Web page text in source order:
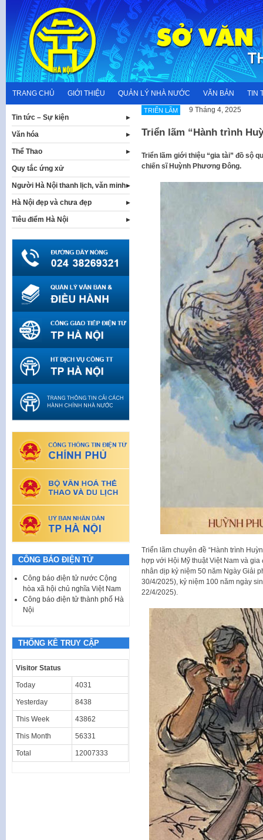
content
TRANG CHỦ GIỚI THIỆU QUẢN LÝ NHÀ NƯỚC VĂN BẢN TIN
TRIỂN LÃM 9 Tháng 4, 2025
Triển lãm “Hành trình
Triển lãm giới thiệu “gia tài” đồ sộ
chiến sĩ Huỳnh Phương Đông.
Triển lãm chuyên đề “Hành trình
hợp với Hội Mỹ thuật Việt Nam và
nhân dịp kỷ niệm 50 năm Ngày Giải
30/4/2025), kỷ niệm 100 năm ngày
22/4/2025).
Tin tức – Sự kiện
Văn hóa
Thể Thao
Quy tắc ứng xử
Người Hà Nội thanh lịch, văn minh
Hà Nội đẹp và chưa đẹp
Tiêu điểm Hà Nội
CÔNG BÁO ĐIỆN TỬ
Công báo điện tử nước Cộng
hòa xã hội chủ nghĩa Việt Nam
Công báo điện tử thành phố Hà
Nội
THỐNG KÊ TRUY CẬP
Visitor Status
Today 4031
Yesterday 8438
This Week 43862
This Month 56331
Total 12007333